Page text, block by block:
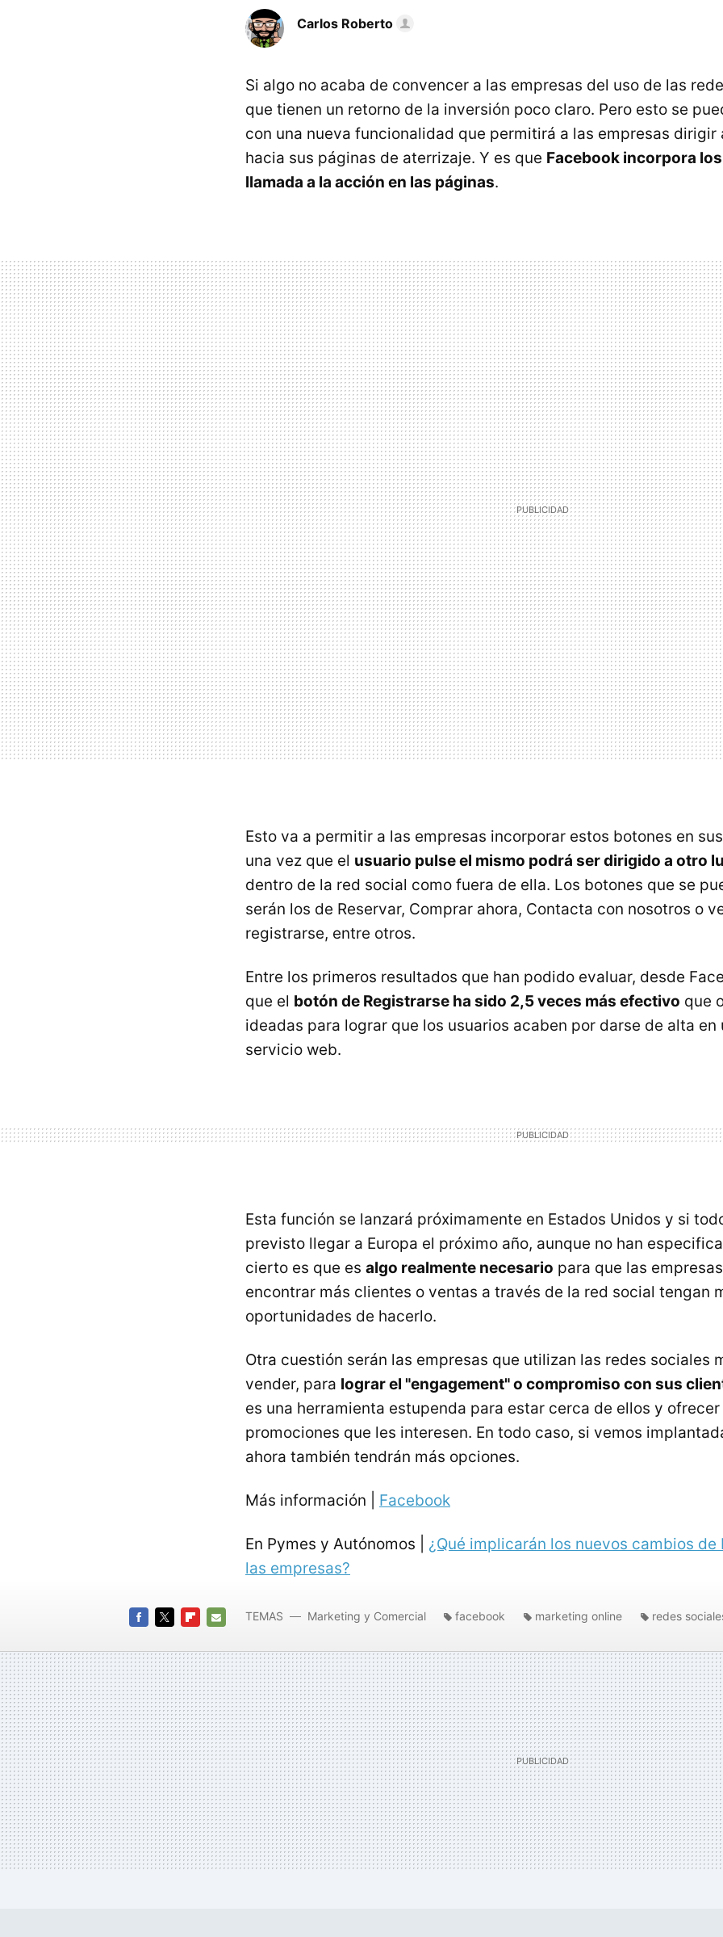
Carlos Roberto
Si algo no acaba de convencer a las empresas del uso de las
que tienen un retorno de la inversión poco claro. Pero esto se
con una nueva funcionalidad que permitirá a las empresas dirigir
hacia sus páginas de aterrizaje. Y es que Facebook incorpora
llamada a la acción en las páginas.
Esto va a permitir a las empresas incorporar estos botones en
una vez que el usuario pulse el mismo podrá ser dirigido a otro
dentro de la red social como fuera de ella. Los botones que se
serán los de Reservar, Comprar ahora, Contacta con nosotros o
registrarse, entre otros.
Entre los primeros resultados que han podido evaluar, desde
que el botón de Registrarse ha sido 2,5 veces más efectivo que
ideadas para lograr que los usuarios acaben por darse de alta en
servicio web.
Esta función se lanzará próximamente en Estados Unidos y si
previsto llegar a Europa el próximo año, aunque no han
cierto es que es algo realmente necesario para que las
encontrar más clientes o ventas a través de la red social tengan
oportunidades de hacerlo.
Otra cuestión serán las empresas que utilizan las redes sociales
vender, para lograr el "engagement" o compromiso con sus
es una herramienta estupenda para estar cerca de ellos y
promociones que les interesen. En todo caso, si vemos
ahora también tendrán más opciones.
Más información | Facebook
En Pymes y Autónomos | ¿Qué implicarán los nuevos cambios de
las empresas?
MAIL
TEMAS Marketing y Comercial facebook marketing online redes